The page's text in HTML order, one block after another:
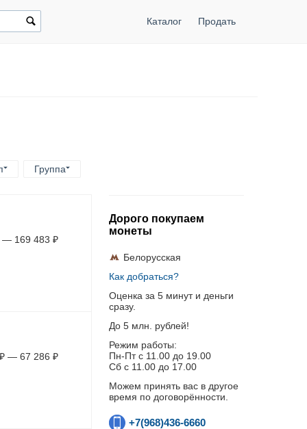
Каталог Продать
Группа
— 169 483 ₽
₽ — 67 286 ₽
Дорого покупаем
монеты
Белорусская
Как добраться?
Оценка за 5 минут и деньги
сразу.
До 5 млн. рублей!
Режим работы:
Пн-Пт c 11.00 до 19.00
Сб с 11.00 до 17.00
Можем принять вас в другое
время по договорённости.
+7(968)436-6660